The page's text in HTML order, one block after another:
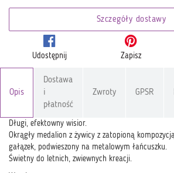
Szczegóły dostawy
Udostępnij Zapisz
Opis
Dostawa
i
płatność
Zwroty GPSR
Długi, efektowny wisior.
Okrągły medalion z żywicy z zatopioną
gałązek, podwieszony na metalowym łańcuszku.
Świetny do letnich, zwiewnych kreacji.